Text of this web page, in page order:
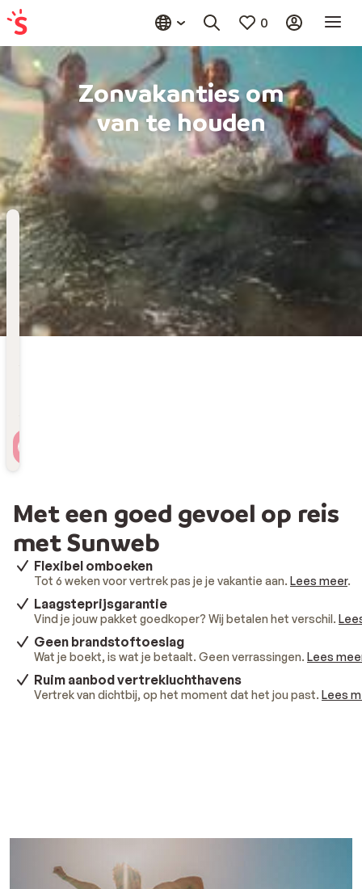
0
Zonvakanties om
van te houden
Bestemming
Kies bestemming
Wanneer
Vertrekdatum
Hoelang
Met een goed gevoel op reis
met Sunweb
Flexibel omboeken
Tot 6 weken voor vertrek pas je je vakantie aan. Lees meer.
Laagsteprijsgarantie
Vind je jouw pakket goedkoper? Wij betalen het verschil.
Geen brandstoftoeslag
Wat je boekt, is wat je betaalt. Geen verrassingen. Lees
Ruim aanbod vertrekluchthavens
Vertrek van dichtbij, op het moment dat het jou past. Lees